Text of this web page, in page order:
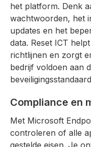
het platform. Denk
wachtwoorden, het
updates en het
data. Reset ICT
richtlijnen en zorgt
bedrijf voldoen aan
Compliance en
Met Microsoft
controleren of alle